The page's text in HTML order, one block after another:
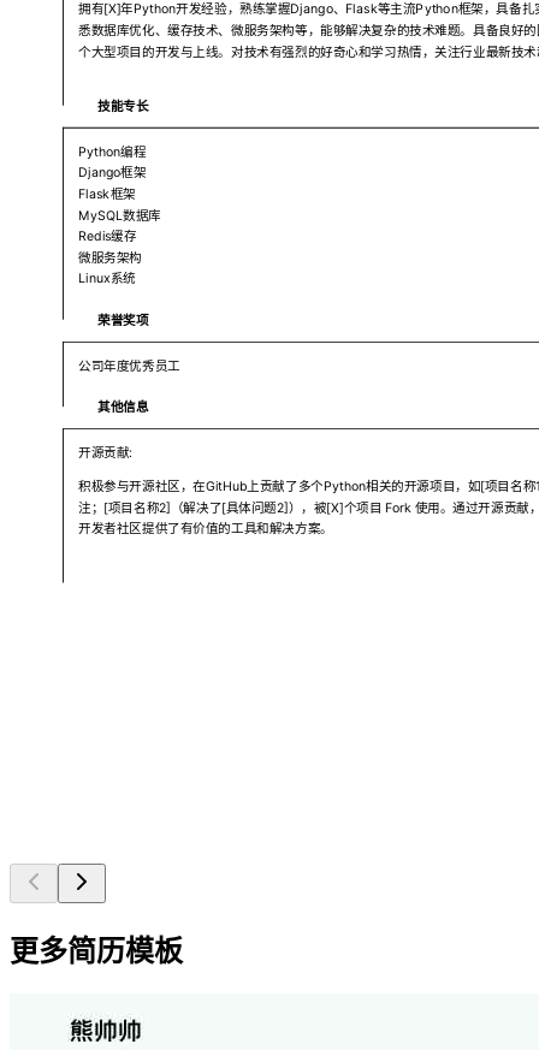
拥有[X]年Python开发经验，熟练掌握Django、Flask等主流Python框架，具备
悉数据库优化、缓存技术、微服务架构等，能够解决复杂的技术难题。具备良好
个大型项目的开发与上线。对技术有强烈的好奇心和学习热情，关注行业最新技
技能专长
Python编程
Django框架
Flask框架
MySQL数据库
Redis缓存
微服务架构
Linux系统
荣誉奖项
公司年度优秀员工
其他信息
开源贡献:
积极参与开源社区，在GitHub上贡献了多个Python相关的开源项目，如[项目名
注；[项目名称2]（解决了[具体问题2]），被[X]个项目 Fork 使用。通过开源贡献
开发者社区提供了有价值的工具和解决方案。
更多简历模板